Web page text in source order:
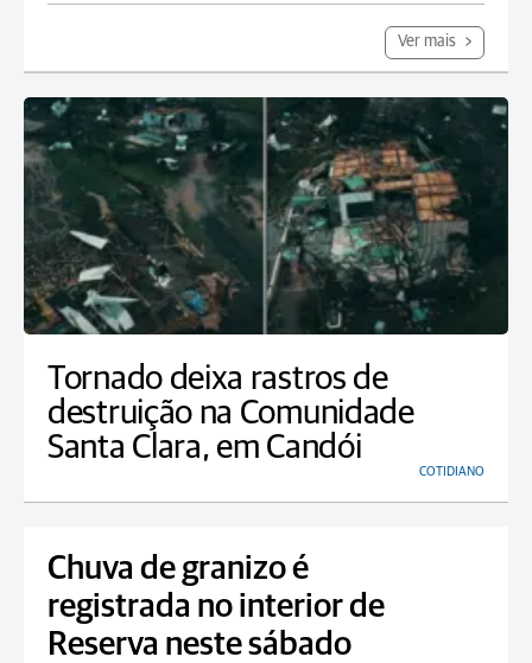
Ver mais
Tornado deixa rastros de
destruição na Comunidade
Santa Clara, em Candói
COTIDIANO
Chuva de granizo é
registrada no interior de
Reserva neste sábado